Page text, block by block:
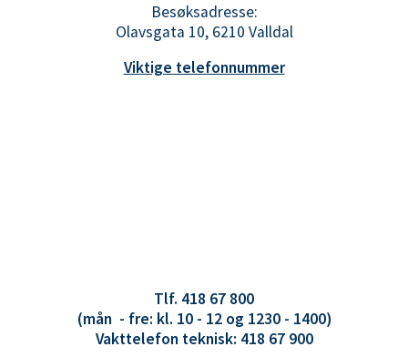
Besøksadresse:
Olavsgata 10, 6210 Valldal
Viktige telefonnummer
Tlf. 418 67 800
(mån - fre: kl. 10 - 12 og 1230 - 1400)
Vakttelefon teknisk: 418 67 900